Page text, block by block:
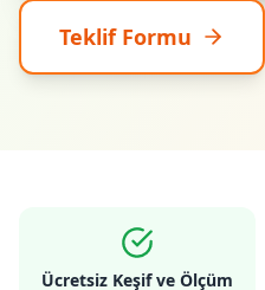
Teklif Formu
Ücretsiz Keşif ve Ölçüm